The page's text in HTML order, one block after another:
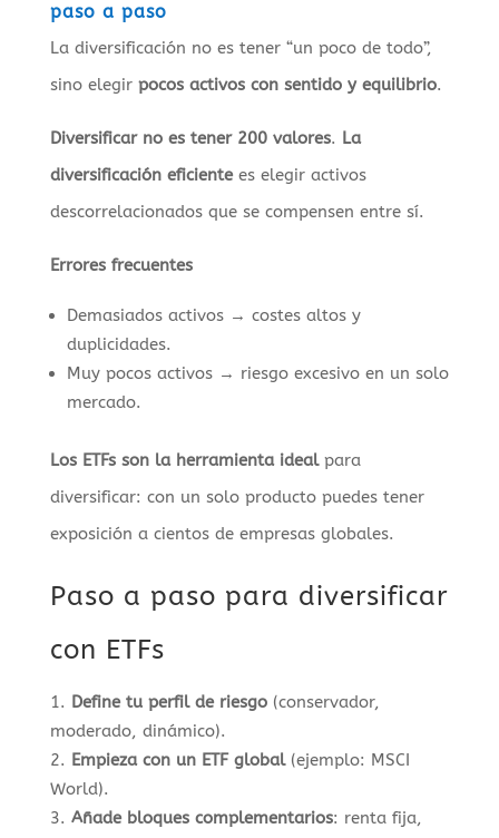
paso a paso
La diversificación no es tener “un poco de todo”,
sino elegir pocos activos con sentido y equilibrio.
Diversificar no es tener 200 valores. La
diversificación eficientees elegir activos
descorrelacionados que se compensen entre sí.
Errores frecuentes
Demasiados activos → costes altos y
duplicidades.
Muy pocos activos → riesgo excesivo en un solo
mercado.
Los ETFs son la herramienta idealpara
diversificar: con un solo producto puedes tener
exposición a cientos de empresas globales.
Paso a paso para diversificar
con ETFs
Define tu perfil de riesgo(conservador,
moderado, dinámico).
Empieza con un ETF global(ejemplo: MSCI
World).
Añade bloques complementarios: renta fija,